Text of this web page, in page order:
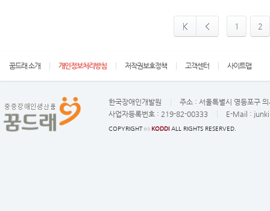
1 2
꿈드래 소개 개인정보처리방침 저작권보호정책 고객센터 사이트맵
한국장애인개발원 주소 : 서울특별시 영등포구
사업자등록번호 : 219-82-00333 E-Mail :
COPYRIGHT ⓒ KODDI ALL RIGHTS RESERVED.